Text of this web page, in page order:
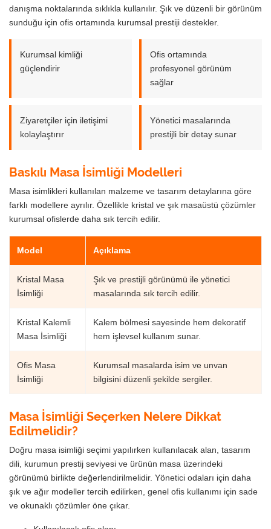
danışma noktalarında sıklıkla kullanılır. Şık ve düzenli bir görünüm
sunduğu için ofis ortamında kurumsal prestiji destekler.
Kurumsal kimliği
güçlendirir
Ofis ortamında
profesyonel görünüm
sağlar
Ziyaretçiler için iletişimi
kolaylaştırır
Yönetici masalarında
prestijli bir detay sunar
Baskılı Masa İsimliği Modelleri
Masa isimlikleri kullanılan malzeme ve tasarım detaylarına göre
farklı modellere ayrılır. Özellikle kristal ve şık masaüstü çözümler
kurumsal ofislerde daha sık tercih edilir.
Model Açıklama
Kristal Masa
İsimliği
Şık ve prestijli görünümü ile yönetici
masalarında sık tercih edilir.
Kristal Kalemli
Masa İsimliği
Kalem bölmesi sayesinde hem dekoratif
hem işlevsel kullanım sunar.
Ofis Masa
İsimliği
Kurumsal masalarda isim ve unvan
bilgisini düzenli şekilde sergiler.
Masa İsimliği Seçerken Nelere Dikkat
Edilmelidir?
Doğru masa isimliği seçimi yapılırken kullanılacak alan, tasarım
dili, kurumun prestij seviyesi ve ürünün masa üzerindeki
görünümü birlikte değerlendirilmelidir. Yönetici odaları için daha
şık ve ağır modeller tercih edilirken, genel ofis kullanımı için sade
ve okunaklı çözümler öne çıkar.